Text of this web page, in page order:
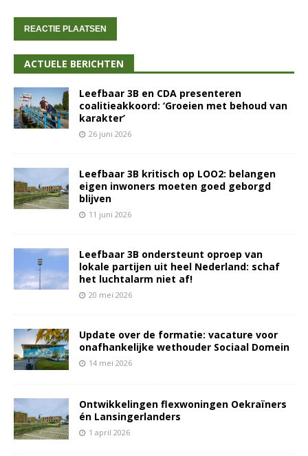
ACTUELE BERICHTEN
Leefbaar 3B en CDA presenteren
coalitieakkoord: ‘Groeien met behoud van
karakter’
26 juni 2026
Leefbaar 3B kritisch op LOO2: belangen
eigen inwoners moeten goed geborgd
blijven
11 juni 2026
Leefbaar 3B ondersteunt oproep van
lokale partijen uit heel Nederland: schaf
het luchtalarm niet af!
20 mei 2026
Update over de formatie: vacature voor
onafhankelijke wethouder Sociaal Domein
14 mei 2026
Ontwikkelingen flexwoningen Oekraïners
én Lansingerlanders
1 april 2026